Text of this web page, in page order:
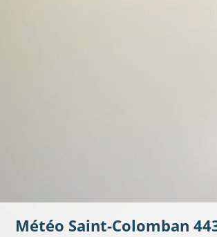
Météo Saint-Colomban